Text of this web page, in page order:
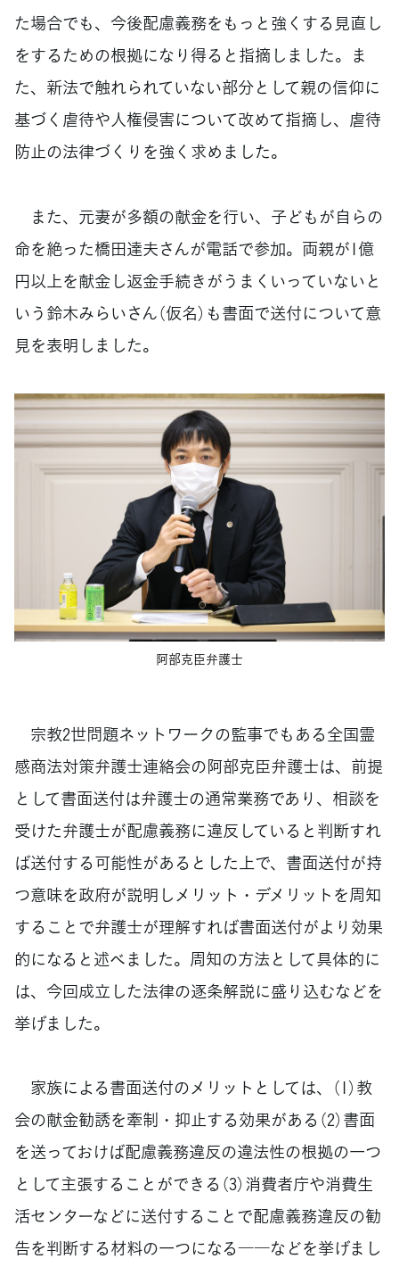
た場合でも、今後配慮義務をもっと強くする見直し
をするための根拠になり得ると指摘しました。ま
た、新法で触れられていない部分として親の信仰に
基づく虐待や人権侵害について改めて指摘し、虐待
防止の法律づくりを強く求めました。
また、元妻が多額の献金を行い、子どもが自らの
命を絶った橋田達夫さんが電話で参加。両親が1億
円以上を献金し返金手続きがうまくいっていないと
いう鈴木みらいさん（仮名）も書面で送付について意
見を表明しました。
阿部克臣弁護士
宗教2世問題ネットワークの監事でもある全国霊
感商法対策弁護士連絡会の阿部克臣弁護士は、前提
として書面送付は弁護士の通常業務であり、相談を
受けた弁護士が配慮義務に違反していると判断すれ
ば送付する可能性があるとした上で、書面送付が持
つ意味を政府が説明しメリット・デメリットを周知
することで弁護士が理解すれば書面送付がより効果
的になると述べました。周知の方法として具体的に
は、今回成立した法律の逐条解説に盛り込むなどを
挙げました。
家族による書面送付のメリットとしては、（1）教
会の献金勧誘を牽制・抑止する効果がある（2）書面
を送っておけば配慮義務違反の違法性の根拠の一つ
として主張することができる（3）消費者庁や消費生
活センターなどに送付することで配慮義務違反の勧
告を判断する材料の一つになる――などを挙げまし